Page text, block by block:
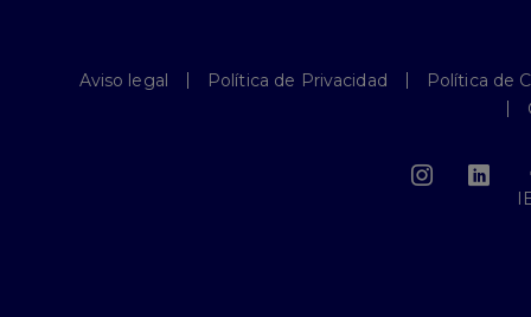
Aviso legal Política de Privacidad
Política de